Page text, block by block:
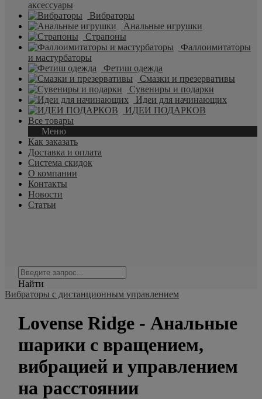
аксессуары
Вибраторы
Анальные игрушки
Страпоны
Фаллоимитаторы
и мастурбаторы
Фетиш одежда
Смазки и презервативы
Сувениры и подарки
Идеи для начинающих
ИДЕИ ПОДАРКОВ
Все товары
Меню
Как заказать
Доставка и оплата
Система скидок
О компании
Контакты
Новости
Статьи
Найти
Вибраторы с дистанционным управлением
Lovense Ridge - Анальные
шарики с вращением,
вибрацией и управлением
на расстоянии